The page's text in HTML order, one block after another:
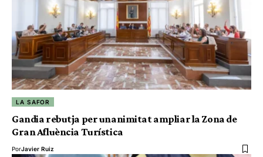
LA SAFOR
Gandia rebutja per unanimitat ampliar la Zona de
Gran Afluència Turística
PorJavier Ruiz